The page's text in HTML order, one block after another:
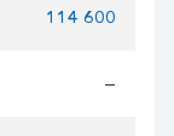
114 600
—